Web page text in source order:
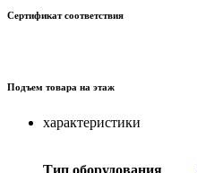
Сертификат соответствия
Подъем товара на этаж
характеристики